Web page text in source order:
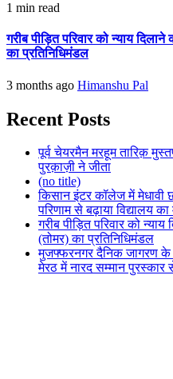
1 min read
गरीब पीड़ित परिवार को न्याय
का प्रतिनिधिमंडल
3 months ago Himanshu Pal
Recent Posts
पूर्व चेयरमैन मरहूम तारिक़
पुरक़ाज़ी ने जीता
(no title)
किसान इंटर कॉलेज में मेधावी
परिणाम से बढ़ाया विद्यालय का
गरीब पीड़ित परिवार को
(तोमर) का प्रतिनिधिमंडल
मुजफ्फरनगर दैनिक जागरण के
मेरठ में नारद सम्मान पुरस्कार